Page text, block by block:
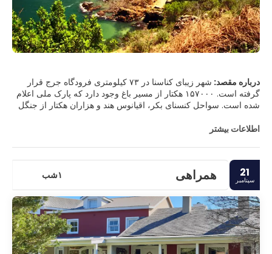
درباره مقصد:
شهر زیبای کناسنا در ۷۳ کیلومتری فرودگاه جرج قرار
گرفته است. ۱۵۷۰۰۰ هکتار از مسیر باغ وجود دارد که پارک ملی اعلام
شده است. سواحل کنسنای بکر، اقیانوس هند و هزاران هکتار از جنگل
خود را انجام دوچرخه سواری کوه کشف, دیدن نهنگ, برای لذت بردن از
قایق های خانه، از کابین های بالای درخت گرفته تا هتل های لوکس پنج
ستاره تغییر می کند. تنوع زیادی وجود دارد. برخی از کارهای جالبی که
شما می توانید در Knysna انجام دهید این است: رفتن به ماهیگیری در
دریاچه Knysna، گشت و گذار به کوه برای تخمین جانوران و طبیعت،
انجام پر تور را از طریق ذخیره طبیعی است. این مکان مناسب برای
استراحت و لذت بردن از طبیعت است.
اطلاعات بیشتر
21
سپتامبر همراهی ۱شب